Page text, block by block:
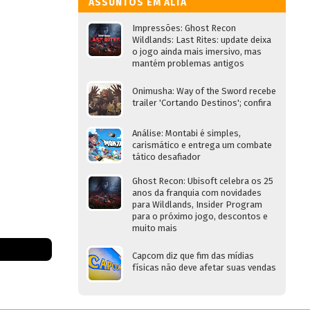
ASSUNTOS EM ALTA
Impressões: Ghost Recon
Wildlands: Last Rites: update deixa
o jogo ainda mais imersivo, mas
mantém problemas antigos
Onimusha: Way of the Sword recebe
trailer 'Cortando Destinos'; confira
Análise: Montabi é simples,
carismático e entrega um combate
tático desafiador
Ghost Recon: Ubisoft celebra os 25
anos da franquia com novidades
para Wildlands, Insider Program
para o próximo jogo, descontos e
muito mais
Capcom diz que fim das mídias
físicas não deve afetar suas vendas